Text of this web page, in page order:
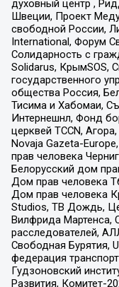
духовный центр ,
Швеции, Проект
свободной России,
International, Форум
Солидарность с
Solidarus, КрымSOS,
государственного
общества Россия,
Тисима и Хабомаи,
Интернешнл, Фонд
церквей TCCN,
Novaja Gazeta-
прав человека
Белорусский дом
Дом прав человека
Дом прав человека
Studios, ТВ Дождь,
Вилфрида Мартенса,
расследователей,
Свободная Бурятия,
федерация
Гудзоновский
Развития, Комитет-